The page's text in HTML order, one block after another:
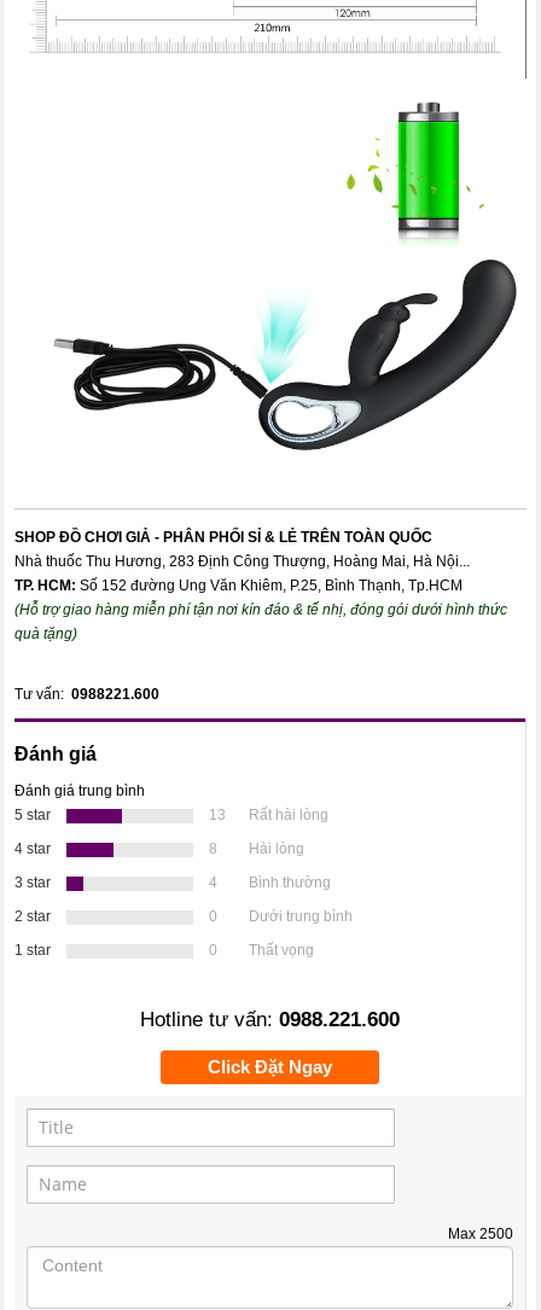
SHOP ĐỒ CHƠI GIẢ - PHÂN PHỐI SỈ & LẺ TRÊN TOÀN QUỐC
Nhà thuốc Thu Hương, 283 Định Công Thượng, Hoàng Mai, Hà Nội...
TP. HCM: Số 152 đường Ung Văn Khiêm, P.25, Bình Thạnh, Tp.HCM
(Hỗ trợ giao hàng miễn phí tận nơi kín đáo & tế nhị, đóng gói dưới hình thức
quà tặng)
Tư vấn:0988221.600
Đánh giá
Đánh giá trung bình
5 star
13
Rất hài lòng
4 star
8
Hài lòng
3 star
4
Bình thường
2 star
0
Dưới trung bình
1 star
0 Thất vọng
Hotline tư vấn: 0988.221.600
Click Đặt Ngay
Max 2500